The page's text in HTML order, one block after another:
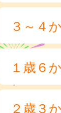
３～４
１歳６
２歳３